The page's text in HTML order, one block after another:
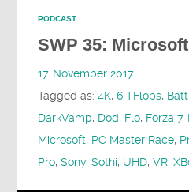
PODCAST
SWP 35:
17. November 2017
Tagged as:4K,6 TFlops,
DarkVamp, Dod, Flo, Forza 7,
Microsoft, PC Master Race,
Pro,Sony,Sothi, UHD,VR,